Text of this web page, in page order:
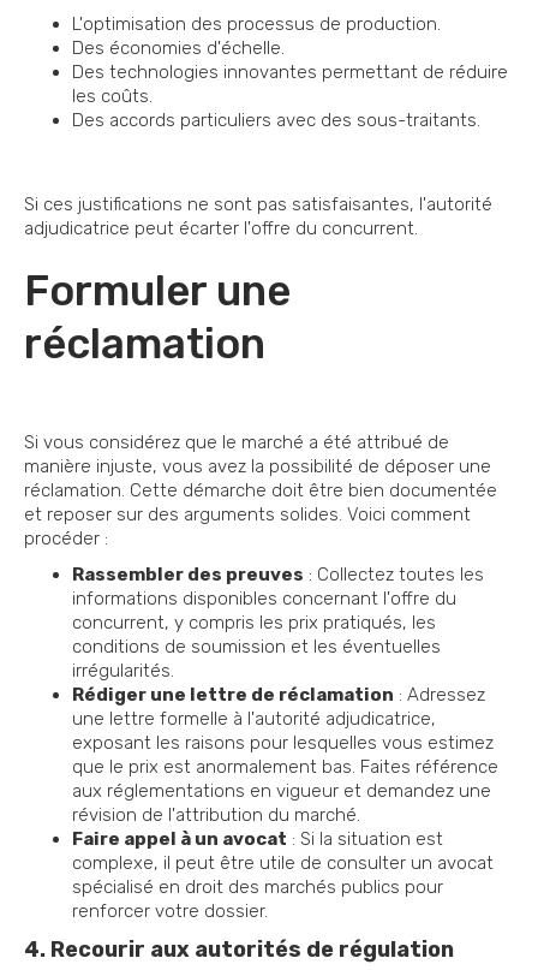
L'optimisation des processus de production.
Des économies d'échelle.
Des technologies innovantes permettant de réduire
les coûts.
Des accords particuliers avec des sous-traitants.
Si ces justifications ne sont pas satisfaisantes, l'autorité
adjudicatrice peut écarter l'offre du concurrent.
Formuler une
réclamation
Si vous considérez que le marché a été attribué de
manière injuste, vous avez la possibilité de déposer une
réclamation. Cette démarche doit être bien documentée
et reposer sur des arguments solides. Voici comment
procéder :
Rassembler des preuves : Collectez toutes les
informations disponibles concernant l'offre du
concurrent, y compris les prix pratiqués, les
conditions de soumission et les éventuelles
irrégularités.
Rédiger une lettre de réclamation : Adressez
une lettre formelle à l'autorité adjudicatrice,
exposant les raisons pour lesquelles vous estimez
que le prix est anormalement bas. Faites référence
aux réglementations en vigueur et demandez une
révision de l'attribution du marché.
Faire appel à un avocat : Si la situation est
complexe, il peut être utile de consulter un avocat
spécialisé en droit des marchés publics pour
renforcer votre dossier.
4. Recourir aux autorités de régulation